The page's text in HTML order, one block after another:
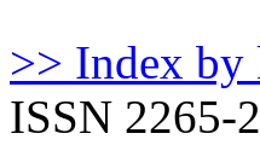
>> Index by
ISSN 2265-